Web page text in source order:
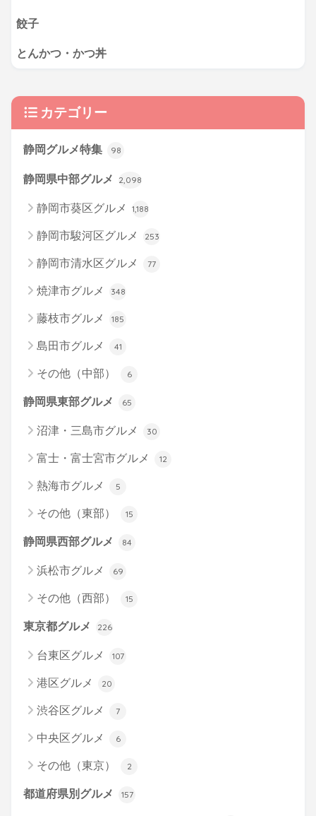
餃子
とんかつ・かつ丼
カテゴリー
静岡グルメ特集 98
静岡県中部グルメ 2,098
静岡市葵区グルメ 1,188
静岡市駿河区グルメ 253
静岡市清水区グルメ 77
焼津市グルメ 348
藤枝市グルメ 185
島田市グルメ 41
その他（中部） 6
静岡県東部グルメ 65
沼津・三島市グルメ 30
富士・富士宮市グルメ 12
熱海市グルメ 5
その他（東部） 15
静岡県西部グルメ 84
浜松市グルメ 69
その他（西部） 15
東京都グルメ 226
台東区グルメ 107
港区グルメ 20
渋谷区グルメ 7
中央区グルメ 6
その他（東京） 2
都道府県別グルメ 157